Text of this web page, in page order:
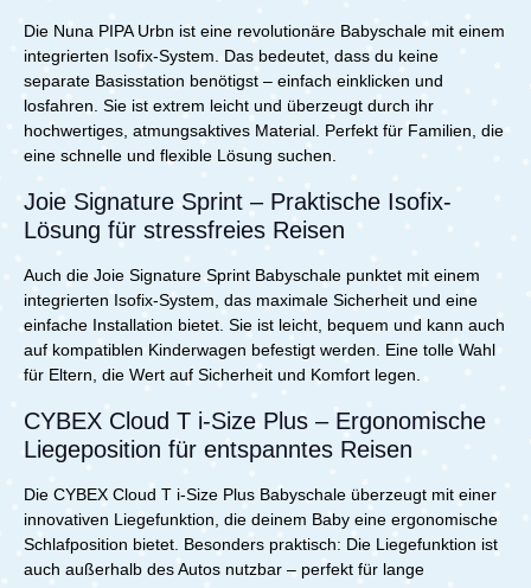
Die Nuna PIPA Urbn ist eine revolutionäre Babyschale mit einem
integrierten Isofix-System. Das bedeutet, dass du keine
separate Basisstation benötigst – einfach einklicken und
losfahren. Sie ist extrem leicht und überzeugt durch ihr
hochwertiges, atmungsaktives Material. Perfekt für Familien, die
eine schnelle und flexible Lösung suchen.
Joie Signature Sprint – Praktische Isofix-
Lösung für stressfreies Reisen
Auch die Joie Signature Sprint Babyschale punktet mit einem
integrierten Isofix-System, das maximale Sicherheit und eine
einfache Installation bietet. Sie ist leicht, bequem und kann auch
auf kompatiblen Kinderwagen befestigt werden. Eine tolle Wahl
für Eltern, die Wert auf Sicherheit und Komfort legen.
CYBEX Cloud T i-Size Plus – Ergonomische
Liegeposition für entspanntes Reisen
Die CYBEX Cloud T i-Size Plus Babyschale überzeugt mit einer
innovativen Liegefunktion, die deinem Baby eine ergonomische
Schlafposition bietet. Besonders praktisch: Die Liegefunktion ist
auch außerhalb des Autos nutzbar – perfekt für lange